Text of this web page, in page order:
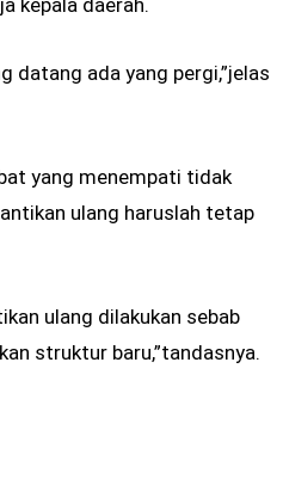
datang ada yang pergi,”jelas
yang menempati tidak
ulang haruslah tetap
ulang dilakukan sebab
struktur baru,”tandasnya.